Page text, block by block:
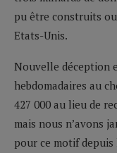
pu être construits
Etats-Unis.
Nouvelle déception
hebdomadaires au
427 000 au lieu de
mais nous n’avons
pour ce motif depuis